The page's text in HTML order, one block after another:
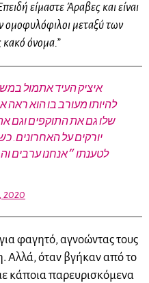
είμαστε Άραβες και είναι
ομοφυλόφιλοι μεταξύ των
όνομα.”
איציק העיד אתמול
להיותו מעורב בו הוא ראה
שלו גם את התוקפים וגם
יורקים על האחרונים.
לטענתו ״אנחנו ערבים
2020
φαγητό, αγνοώντας τους
Αλλά, όταν βγήκαν από το
κάποια παρευρισκόμενα